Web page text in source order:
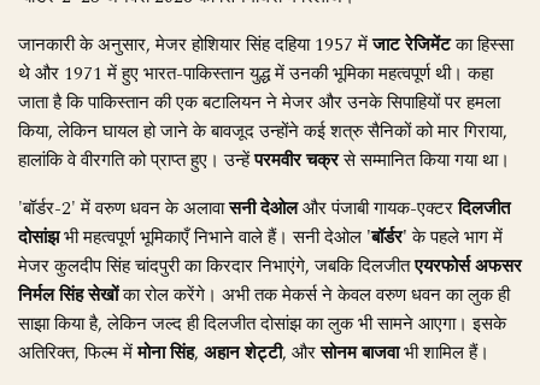
जानकारी के अनुसार, मेजर होशियार सिंह दहिया 1957 मेंजाट रेजिमेंटका हिस्सा
थे और 1971 में हुए भारत-पाकिस्तान युद्ध में उनकी भूमिका महत्वपूर्ण थी। कहा
जाता है कि पाकिस्तान की एक बटालियन ने मेजर और उनके सिपाहियों पर हमला
किया, लेकिन घायल हो जाने के बावजूद उन्होंने कई शत्रु सैनिकों को मार गिराया,
हालांकि वे वीरगति को प्राप्त हुए। उन्हेंपरमवीर चक्रसे सम्मानित किया गया था।
'बॉर्डर-2' में वरुण धवन के अलावासनी देओलऔर पंजाबी गायक-एक्टरदिलजीत
दोसांझभी महत्वपूर्ण भूमिकाएँ निभाने वाले हैं। सनी देओल 'बॉर्डर'के पहले भाग में
मेजर कुलदीप सिंह चांदपुरी का किरदार निभाएंगे, जबकि दिलजीतएयरफोर्स अफसर
निर्मल सिंह सेखोंका रोल करेंगे। अभी तक मेकर्स ने केवल वरुण धवन का लुक ही
साझा किया है, लेकिन जल्द ही दिलजीत दोसांझ का लुक भी सामने आएगा। इसके
अतिरिक्त, फिल्म मेंमोना सिंह, अहान शेट्टी, औरसोनम बाजवाभी शामिल हैं।